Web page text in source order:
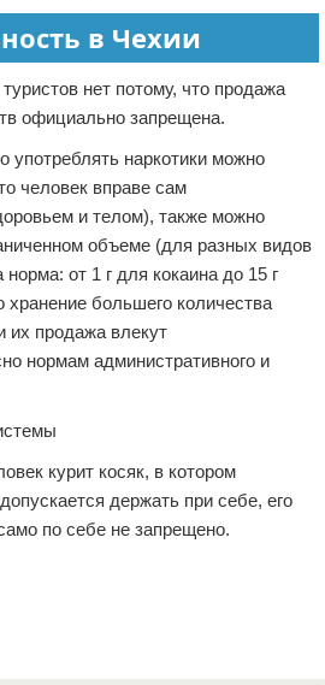
в Чехии
нет потому, что продажа
официально запрещена.
употреблять наркотики можно
человек вправе сам
и телом), также можно
объеме (для разных видов
от 1 г для кокаина до 15 г
большего количества
их продажа влекут
нормам административного и
курит косяк, в котором
держать при себе, его
по себе не запрещено.